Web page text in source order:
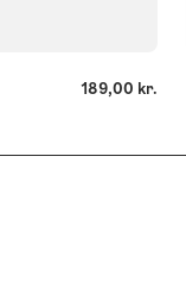
189,00 kr.